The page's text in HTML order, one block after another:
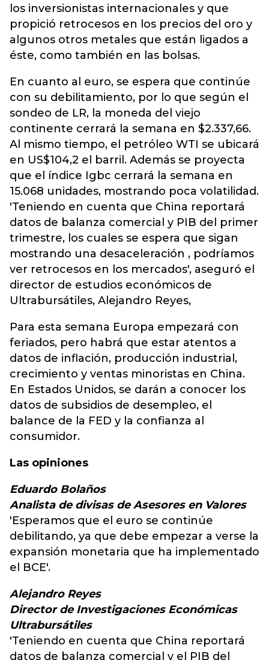
los inversionistas internacionales y que
propició retrocesos en los precios del oro y
algunos otros metales que están ligados a
éste, como también en las bolsas.
En cuanto al euro, se espera que continúe
con su debilitamiento, por lo que según el
sondeo de LR, la moneda del viejo
continente cerrará la semana en $2.337,66.
Al mismo tiempo, el petróleo WTI se ubicará
en US$104,2 el barril. Además se proyecta
que el índice Igbc cerrará la semana en
15.068 unidades, mostrando poca volatilidad.
'Teniendo en cuenta que China reportará
datos de balanza comercial y PIB del primer
trimestre, los cuales se espera que sigan
mostrando una desaceleración , podríamos
ver retrocesos en los mercados', aseguró el
director de estudios económicos de
Ultrabursátiles, Alejandro Reyes,
Para esta semana Europa empezará con
feriados, pero habrá que estar atentos a
datos de inflación, producción industrial,
crecimiento y ventas minoristas en China.
En Estados Unidos, se darán a conocer los
datos de subsidios de desempleo, el
balance de la FED y la confianza al
consumidor.
Las opiniones
Eduardo Bolaños
Analista de divisas de Asesores en Valores
'Esperamos que el euro se continúe
debilitando, ya que debe empezar a verse la
expansión monetaria que ha implementado
el BCE'.
Alejandro Reyes
Director de Investigaciones Económicas
Ultrabursátiles
'Teniendo en cuenta que China reportará
datos de balanza comercial y el PIB del